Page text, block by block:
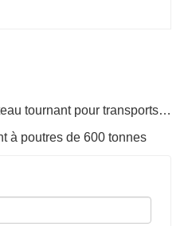
précédent : Remorque à plateau tournant pour transports lourds pour matériaux longs
à poutres de 600 tonnes